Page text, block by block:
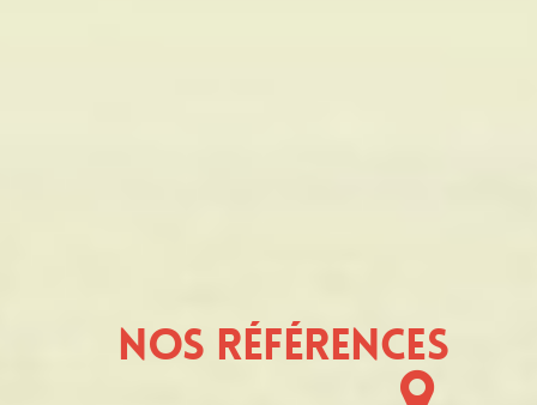
Nos références